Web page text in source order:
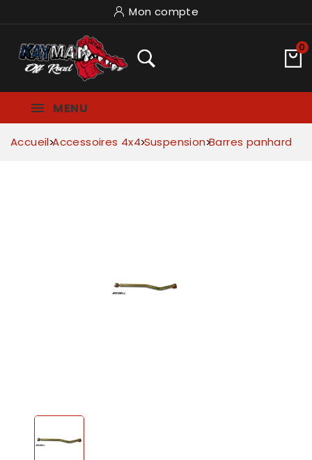
Mon compte
0
MENU
Accueil Accessoires 4x4 Suspension Barres panhard